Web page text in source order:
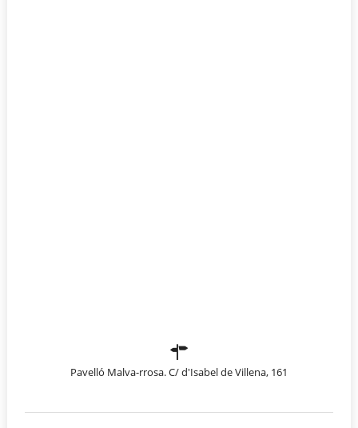
Pavelló Malva-rrosa. C/ d'Isabel de Villena, 161